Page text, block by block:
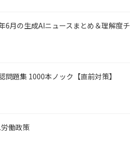
6月の生成AIニュースまとめ＆理解度チ
問題集 1000本ノック【直前対策】
労働政策